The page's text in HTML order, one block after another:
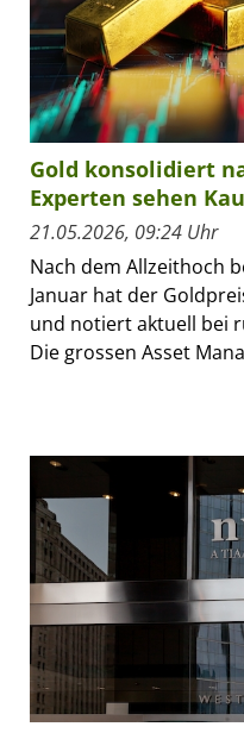
Gold konsolidiert
Experten sehen
21.05.2026, 09:24 Uhr
Nach dem Allzeithoch
Januar hat der
und notiert aktuell bei
Die grossen Asset